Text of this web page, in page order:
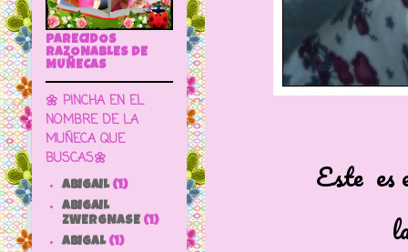
Este es
la más
PARECIDOS
RAZONABLES DE
MUÑECAS
🌼 PINCHA EN EL
NOMBRE DE LA
MUÑECA QUE
BUSCAS🌼
ABIGAIL (1)
ABIGAIL
ZWERGNASE (1)
ABIGAL (1)